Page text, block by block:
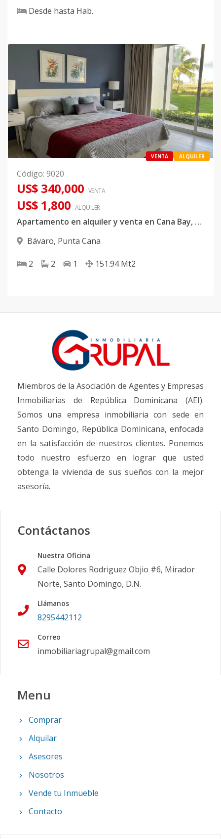
Desde hasta Hab.
VENTA ALQUILER
Código: 9020
US$ 340,000 VENTA
US$ 1,800 ALQUILER
Apartamento en alquiler y venta en Cana Bay, Punta Cana
Bávaro, Punta Cana
2 2 1 151.94 Mt2
Miembros de la Asociación de Agentes y Empresas
Inmobiliarias de República Dominicana (AEI).
Somos una empresa inmobiliaria con sede en
Santo Domingo, República Dominicana, enfocada
en la satisfacción de nuestros clientes. Ponemos
todo nuestro esfuerzo en lograr que usted
obtenga la vivienda de sus sueños con la mejor
asesoría.
Contáctanos
Nuestra Oficina
Calle Dolores Rodriguez Objio #6, Mirador
Norte, Santo Domingo, D.N.
Llámanos
8295442112
Correo
inmobiliariagrupal@gmail.com
Menu
Comprar
Alquilar
Asesores
Nosotros
Vende tu Inmueble
Contacto